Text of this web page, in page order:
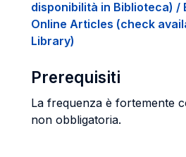
disponibilità in Biblioteca) /
Online Articles (check
Library)
Prerequisiti
La frequenza è fortemente
non obbligatoria.